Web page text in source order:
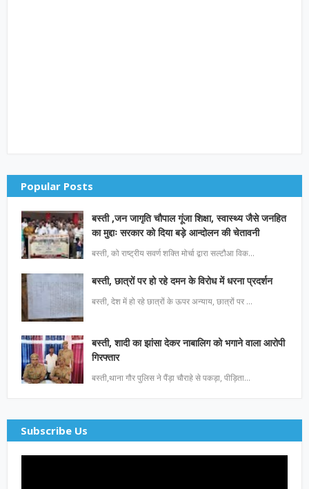
Popular Posts
बस्ती ,जन जागृति चौपाल गूंजा शिक्षा, स्वास्थ्य जैसे जनहित
का मुद्दाः सरकार को दिया बड़े आन्दोलन की चेतावनी
बस्ती, को राष्ट्रीय सवर्ण शक्ति मोर्चा द्वारा सल्टौआ विक…
बस्ती, छात्रों पर हो रहे दमन के विरोध में धरना प्रदर्शन
बस्ती, देश में हो रहे छात्रों के ऊपर अन्याय, छात्रों पर …
बस्ती, शादी का झांसा देकर नाबालिग को भगाने वाला आरोपी
गिरफ्तार
बस्ती,थाना गौर पुलिस ने पैंड़ा चौराहे से पकड़ा, पीड़िता…
Subscribe Us